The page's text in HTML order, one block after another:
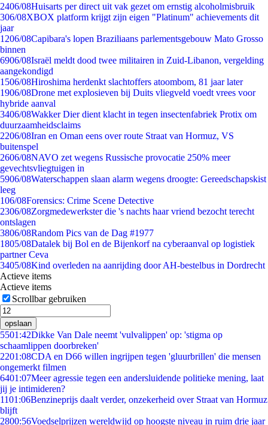
2406/08Huisarts per direct uit vak gezet om ernstig alcoholmisbruik
306/08XBOX platform krijgt zijn eigen "Platinum" achievements dit
jaar
1206/08Capibara's lopen Braziliaans parlementsgebouw Mato Grosso
binnen
6906/08Israël meldt dood twee militairen in Zuid-Libanon, vergelding
aangekondigd
1506/08Hiroshima herdenkt slachtoffers atoombom, 81 jaar later
1906/08Drone met explosieven bij Duits vliegveld voedt vrees voor
hybride aanval
3406/08Wakker Dier dient klacht in tegen insectenfabriek Protix om
duurzaamheidsclaims
2206/08Iran en Oman eens over route Straat van Hormuz, VS
buitenspel
2606/08NAVO zet wegens Russische provocatie 250% meer
gevechtsvliegtuigen in
5906/08Waterschappen slaan alarm wegens droogte: Gereedschapskist
leeg
106/08Forensics: Crime Scene Detective
2306/08Zorgmedewerkster die 's nachts haar vriend bezocht terecht
ontslagen
3806/08Random Pics van de Dag #1977
1805/08Datalek bij Bol en de Bijenkorf na cyberaanval op logistiek
partner Ceva
3405/08Kind overleden na aanrijding door AH-bestelbus in Dordrecht
Actieve items
Actieve items
Scrollbar gebruiken
opslaan
5501:42Dikke Van Dale neemt 'vulvalippen' op: 'stigma op
schaamlippen doorbreken'
2201:08CDA en D66 willen ingrijpen tegen 'gluurbrillen' die mensen
ongemerkt filmen
6401:07Meer agressie tegen een andersluidende politieke mening, laat
jij je intimideren?
1101:06Benzineprijs daalt verder, onzekerheid over Straat van Hormuz
blijft
2800:56Voedselprijzen wereldwijd op hoogste niveau in ruim drie jaar